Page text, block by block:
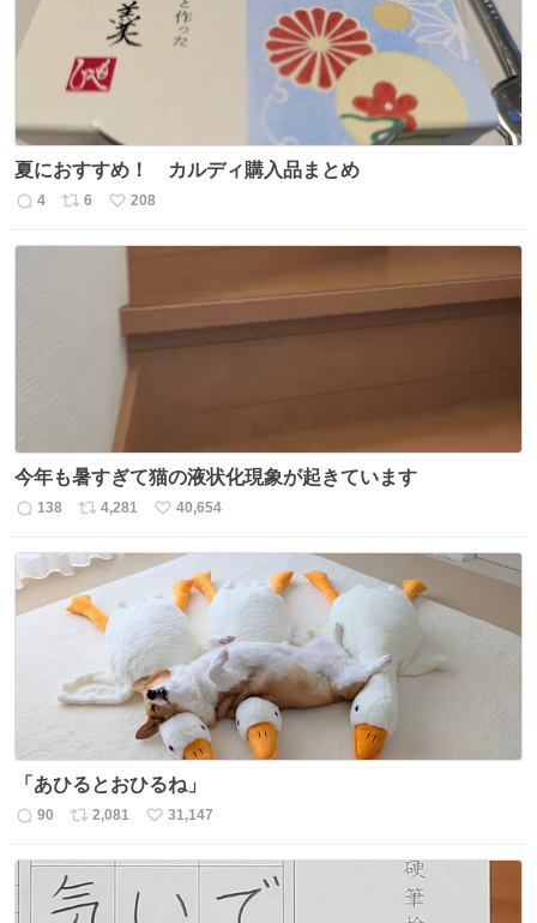
夏におすすめ！ カルディ購入品まとめ
返
4
リ
6
い
208
今年も暑すぎて猫の液状化現象が起きています
返
138
リ
ス
ト
数
4,281
い
ね
数
40,654
「あひるとおひるね」
返
90
リ
ト
2,081
い
31,147